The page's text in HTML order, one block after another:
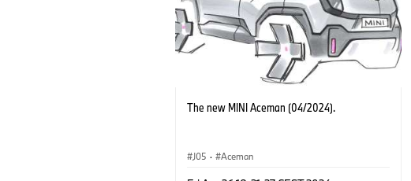
The new MINI Aceman (04/2024).
J05 · Aceman